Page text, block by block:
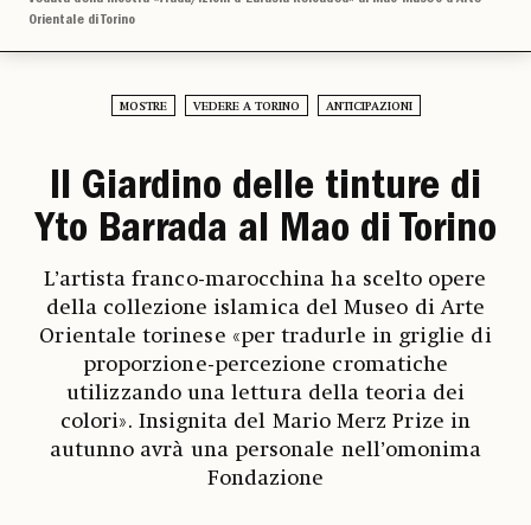
Orientale di Torino
MOSTRE VEDERE A TORINO ANTICIPAZIONI
Il Giardino delle tinture di
Yto Barrada al Mao di Torino
L’artista franco-marocchina ha scelto opere
della collezione islamica del Museo di Arte
Orientale torinese «per tradurle in griglie di
proporzione-percezione cromatiche
utilizzando una lettura della teoria dei
colori». Insignita del Mario Merz Prize in
autunno avrà una personale nell’omonima
Fondazione